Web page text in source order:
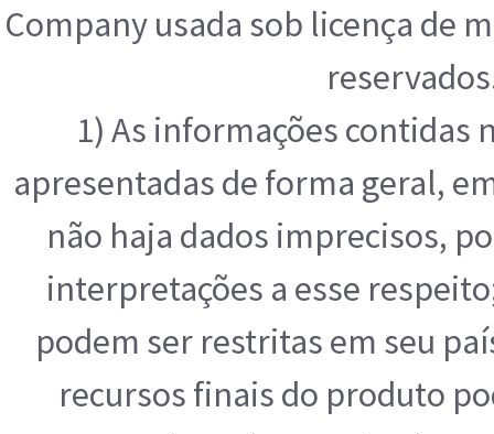
Company usada sob licença de
1) As informações contidas
apresentadas de forma geral,
não haja dados imprecisos,
interpretações a esse
podem ser restritas em seu
recursos finais do produto